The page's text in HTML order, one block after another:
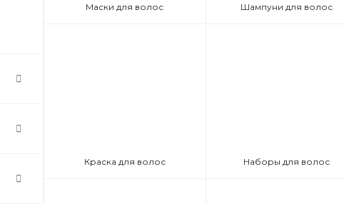
Маски для волос Шампуни для волос
Краска для волос Наборы для волос